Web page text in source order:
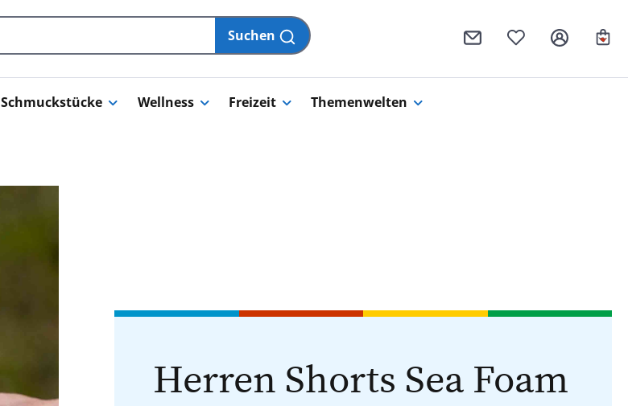
Suchen
Schmuckstücke Wellness Freizeit Themenwelten
Herren Shorts Sea Foam